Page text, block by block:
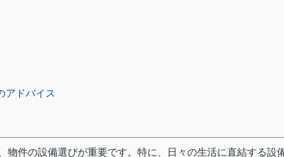
アドバイス
件の設備選びが重要です。特に、日々の生活に直結する設